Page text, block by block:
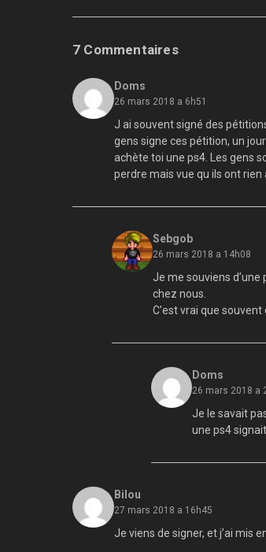
7 Commentaires
Doms
26 mars 2018 a 6h51
J ai souvent signé des
gens signe ces pétition, un
achète toi une ps4. Les gens
perdre mais vue qu ils ont
Sebgob
26 mars 2018 a 14h08
Je me souviens
chez nous.
C’est vrai que
Doms
26 mars 2018 a
Je le savait
une ps4
Bilou
27 mars 2018 a 16h45
Je viens de signer, et j’ai mis